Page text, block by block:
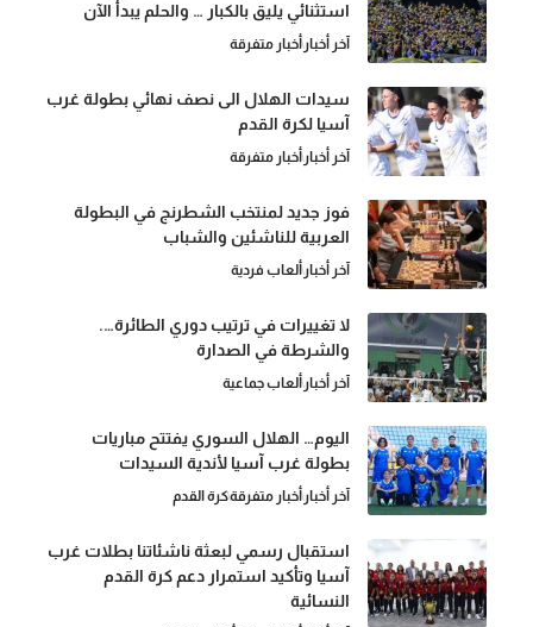
استثنائي يليق بالكبار … والحلم يبدأ الآن
آخر أخبارأخبار متفرقة
سيدات الهلال الى نصف نهائي بطولة غرب
آسيا لكرة القدم
آخر أخبارأخبار متفرقة
فوز جديد لمنتخب الشطرنج في البطولة
العربية للناشئين والشباب
آخر أخبارألعاب فردية
لا تغييرات في ترتيب دوري الطائرة….
والشرطة في الصدارة
آخر أخبارألعاب جماعية
اليوم… الهلال السوري يفتتح مباريات
بطولة غرب آسيا لأندية السيدات
آخر أخبارأخبار متفرقةكرة القدم
استقبال رسمي لبعثة ناشئاتنا بطلات غرب
آسيا وتأكيد استمرار دعم كرة القدم
النسائية